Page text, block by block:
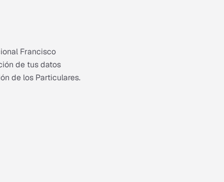
Francisco
de tus datos
de los Particulares.